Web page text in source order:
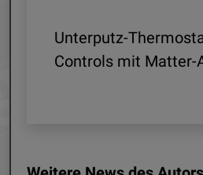
Unterputz-
Controls mit Matter-